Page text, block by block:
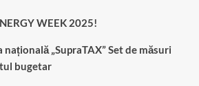
WEEK 2025!
națională „SupraTAX” Set de măsuri
bugetar